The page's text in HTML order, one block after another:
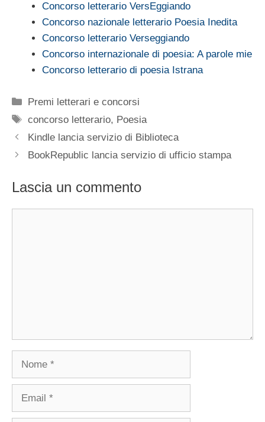
Concorso letterario VersEggiando
Concorso nazionale letterario Poesia Inedita
Concorso letterario Verseggiando
Concorso internazionale di poesia: A parole mie
Concorso letterario di poesia Istrana
Categorie
Premi letterari e concorsi
Tag
concorso letterario, Poesia
Kindle lancia servizio di Biblioteca
BookRepublic lancia servizio di ufficio stampa
Lascia un commento
Nome
Email